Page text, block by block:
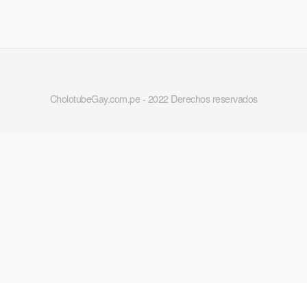
CholotubeGay.com.pe - 2022 Derechos reservados